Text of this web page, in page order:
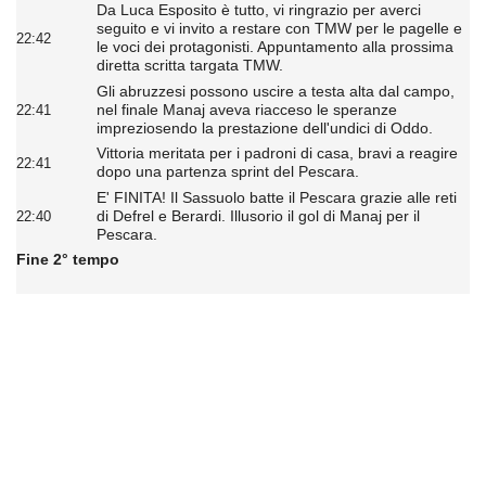
22:42
Da Luca Esposito è tutto, vi ringrazio per averci
seguito e vi invito a restare con TMW per le pagelle e
le voci dei protagonisti. Appuntamento alla prossima
diretta scritta targata TMW.
22:41
Gli abruzzesi possono uscire a testa alta dal campo,
nel finale Manaj aveva riacceso le speranze
impreziosendo la prestazione dell'undici di Oddo.
22:41
Vittoria meritata per i padroni di casa, bravi a reagire
dopo una partenza sprint del Pescara.
22:40
E' FINITA! Il Sassuolo batte il Pescara grazie alle reti
di Defrel e Berardi. Illusorio il gol di Manaj per il
Pescara.
Fine 2° tempo